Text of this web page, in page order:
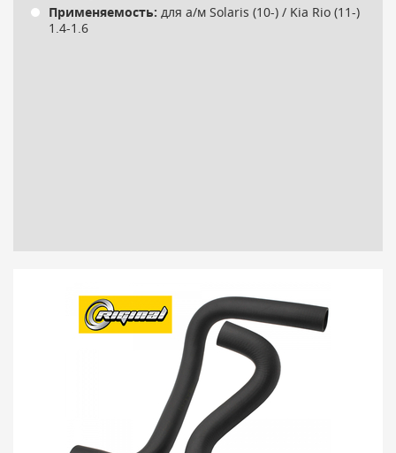
Применяемость: для а/м Solaris (10-) / Kia Rio (11-)
1.4-1.6